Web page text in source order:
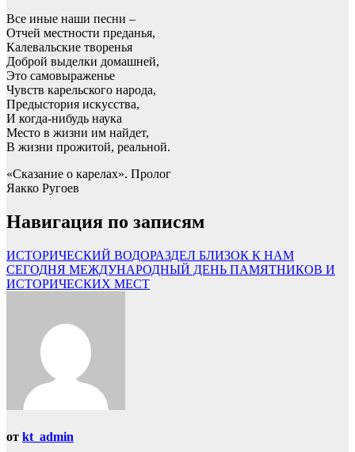
Все иные наши песни –
Отчей местности преданья,
Калевальские творенья
Доброй выделки домашней,
Это самовыраженье
Чувств карельского народа,
Предыстория искусства,
И когда-нибудь наука
Место в жизни им найдет,
В жизни прожитой, реальной.
«Сказание о карелах». Пролог
Яакко Ругоев
Навигация по записям
ИСТОРИЧЕСКИЙ ВОДОРАЗДЕЛ БЛИЗОК К НАМ
СЕГОДНЯ МЕЖДУНАРОДНЫЙ ДЕНЬ ПАМЯТНИКОВ И
ИСТОРИЧЕСКИХ МЕСТ
от kt_admin